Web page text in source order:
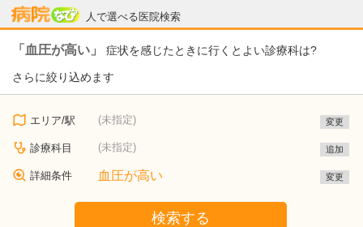
人で選べる医院検索
病院なび
「血圧が高い」 症状を感じたときに行くとよい診療科は?
さらに絞り込めます
エリア/駅 (未指定) 変更
診療科目 (未指定) 追加
詳細条件 血圧が高い 変更
検索する